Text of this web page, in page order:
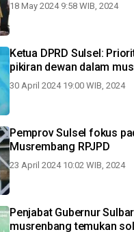
18 May 2024 9:58 WIB, 2024
Ketua DPRD Sulsel:
pikiran dewan dalam
30 April 2024 19:00 WIB, 2024
Pemprov Sulsel fokus
Musrembang RPJPD
23 April 2024 10:02 WIB, 2024
Penjabat Gubernur
musrenbang temukan